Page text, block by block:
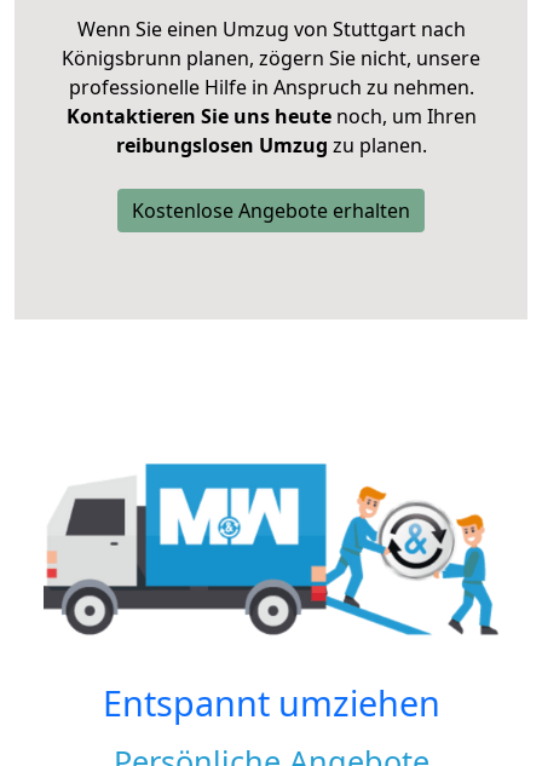
Wenn Sie einen Umzug von Stuttgart nach
Königsbrunn planen, zögern Sie nicht, unsere
professionelle Hilfe in Anspruch zu nehmen.
Kontaktieren Sie uns heutenoch, um Ihren
reibungslosen Umzug zu planen.
Kostenlose Angebote erhalten
Entspannt umziehen